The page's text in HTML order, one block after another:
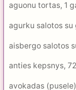
aguonu tortas, 1
agurku salotos su
aisbergo salotos
anties kepsnys,
avokadas